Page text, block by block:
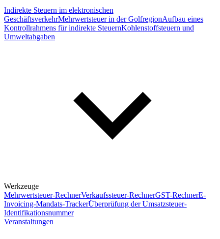
Indirekte Steuern im elektronischen
GeschäftsverkehrMehrwertsteuer in der GolfregionAufbau eines
Kontrollrahmens für indirekte SteuernKohlenstoffsteuern und
Umweltabgaben
Werkzeuge
Mehrwertsteuer-RechnerVerkaufssteuer-RechnerGST-RechnerE-
Invoicing-Mandats-TrackerÜberprüfung der Umsatzsteuer-
Identifikationsnummer
Veranstaltungen